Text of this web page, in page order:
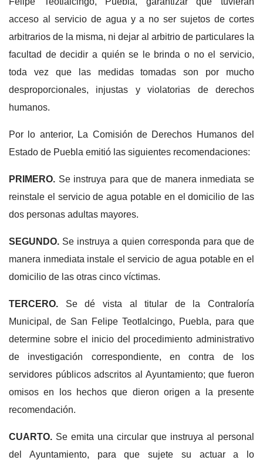
acceso al servicio de agua y a no ser sujetos de cortes
arbitrarios de la misma, ni dejar al arbitrio de particulares la
facultad de decidir a quién se le brinda o no el servicio,
toda vez que las medidas tomadas son por mucho
desproporcionales, injustas y violatorias de derechos
humanos.
Por lo anterior, La Comisión de Derechos Humanos del
Estado de Puebla emitió las siguientes recomendaciones:
PRIMERO. Se instruya para que de manera inmediata se
reinstale el servicio de agua potable en el domicilio de las
dos personas adultas mayores.
SEGUNDO. Se instruya a quien corresponda para que de
manera inmediata instale el servicio de agua potable en el
domicilio de las otras cinco víctimas.
TERCERO. Se dé vista al titular de la Contraloría
Municipal, de San Felipe Teotlalcingo, Puebla, para que
determine sobre el inicio del procedimiento administrativo
de investigación correspondiente, en contra de los
servidores públicos adscritos al Ayuntamiento; que fueron
omisos en los hechos que dieron origen a la presente
recomendación.
CUARTO. Se emita una circular que instruya al personal
del Ayuntamiento, para que sujete su actuar a lo